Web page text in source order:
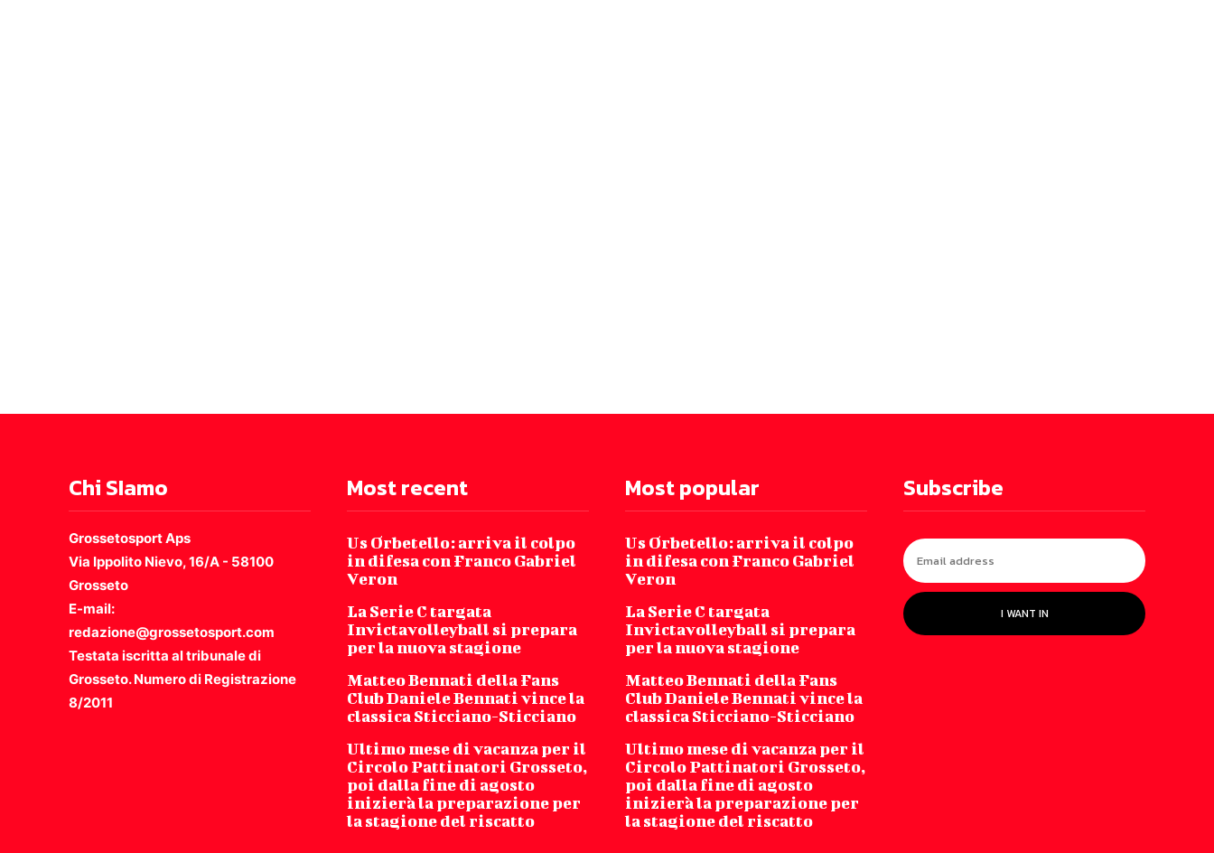
Chi SIamo
Grossetosport Aps
Via Ippolito Nievo, 16/A - 58100
Grosseto
E-mail:
redazione@grossetosport.com
Testata iscritta al tribunale di
Grosseto. Numero di Registrazione
8/2011
Most recent
Us Orbetello: arriva il colpo
in difesa con Franco Gabriel
Veron
La Serie C targata
Invictavolleyball si prepara
per la nuova stagione
Matteo Bennati della Fans
Club Daniele Bennati vince la
classica Sticciano-Sticciano
Ultimo mese di vacanza per il
Circolo Pattinatori Grosseto,
poi dalla fine di agosto
inizierà la preparazione per
la stagione del riscatto
Most popular
Us Orbetello: arriva il colpo
in difesa con Franco Gabriel
Veron
La Serie C targata
Invictavolleyball si prepara
per la nuova stagione
Matteo Bennati della Fans
Club Daniele Bennati vince la
classica Sticciano-Sticciano
Ultimo mese di vacanza per il
Circolo Pattinatori Grosseto,
poi dalla fine di agosto
inizierà la preparazione per
la stagione del riscatto
Subscribe
I WANT IN